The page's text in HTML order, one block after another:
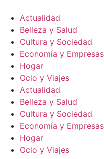
contenido
Actualidad
Belleza y Salud
Cultura y Sociedad
Economía y Empresas
Hogar
Ocio y Viajes
Actualidad
Belleza y Salud
Cultura y Sociedad
Economía y Empresas
Hogar
Ocio y Viajes